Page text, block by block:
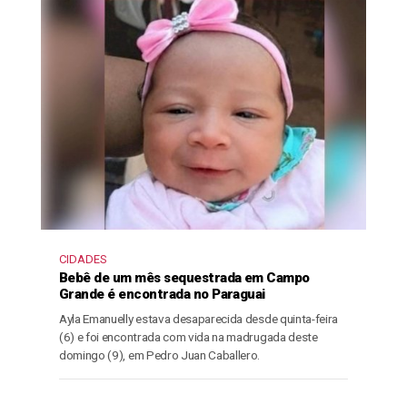
CIDADES
Bebê de um mês sequestrada em Campo
Grande é encontrada no Paraguai
Ayla Emanuelly estava desaparecida desde quinta-feira
(6) e foi encontrada com vida na madrugada deste
domingo (9), em Pedro Juan Caballero.